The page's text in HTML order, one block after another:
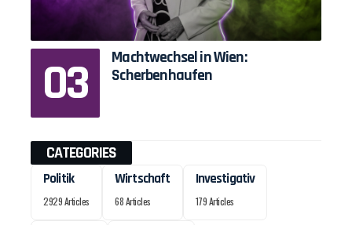
Machtwechsel in Wien:
Scherbenhaufen
CATEGORIES
Politik
2929 Articles
Wirtschaft
68 Articles
Investigativ
179 Articles